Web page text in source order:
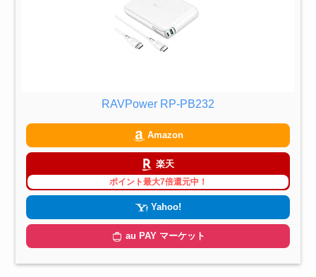
RAVPower RP-PB232
Amazon
楽天
ポイント最大7倍還元中！
Yahoo!
au PAY マーケット